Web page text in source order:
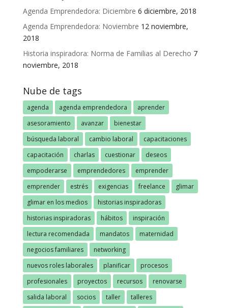
Agenda Emprendedora: Diciembre 6 diciembre, 2018
Agenda Emprendedora: Noviembre 12 noviembre,
2018
Historia inspiradora: Norma de Familias al Derecho 7
noviembre, 2018
Nube de tags
agenda agenda emprendedora
aprender
asesoramiento
avanzar
bienestar
búsqueda laboral
cambio laboral
capacitaciones
capacitación
charlas cuestionar
deseos
empoderarse
emprendedores
emprender
emprender
estrés exigencias freelance
glimar
glimar en los medios
historias inspiradoras
historias inspiradoras
hábitos
inspiración
lectura recomendada
mandatos
maternidad
negocios familiares
networking
nuevos roles laborales
planificar
procesos
profesionales
proyectos recursos
renovarse
salida laboral
socios taller
talleres